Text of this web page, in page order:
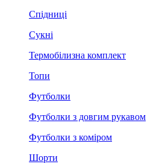
Спідниці
Сукні
Термобілизна комплект
Топи
Футболки
Футболки з довгим рукавом
Футболки з коміром
Шорти